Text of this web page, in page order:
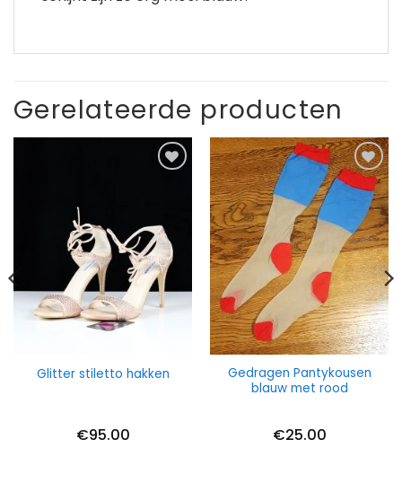
Gerelateerde producten
Glitter stiletto hakken
€95.00
Gedragen Pantykousen
blauw met rood
€25.00